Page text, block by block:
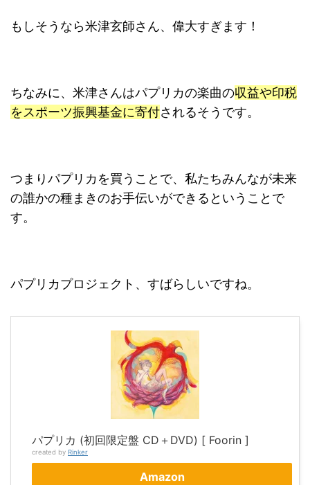
もしそうなら米津玄師さん、偉大すぎます！
ちなみに、米津さんはパプリカの楽曲の収益や印税
をスポーツ振興基金に寄付されるそうです。
つまりパプリカを買うことで、私たちみんなが未来
の誰かの種まきのお手伝いができるということで
す。
パプリカプロジェクト、すばらしいですね。
パプリカ (初回限定盤 CD＋DVD) [ Foorin ]
created by Rinker
Amazon